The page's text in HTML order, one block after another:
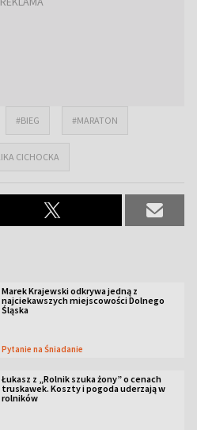
#BIEG #MARATON
CICHOCKA
Marek Krajewski odkrywa jedną z
najciekawszych miejscowości Dolnego
Śląska
Pytanie na Śniadanie
Łukasz z „Rolnik szuka żony” o cenach
truskawek. Koszty i pogoda uderzają w
rolników